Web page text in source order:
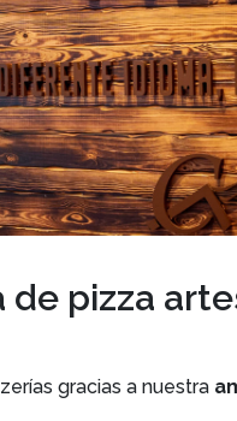
de pizza
gracias a nuestra